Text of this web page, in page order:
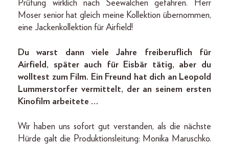
Prüfung wirklich nach Seewalchen gefahren. Herr
Moser senior hat gleich meine Kollektion übernommen,
eine Jackenkollektion für Airfield!
Du warst dann viele Jahre freiberuflich für
Airfield, später auch für Eisbär tätig, aber du
wolltest zum Film. Ein Freund hat dich an Leopold
Lummerstorfer vermittelt, der an seinem ersten
Kinofilm arbeitete …
Wir haben uns sofort gut verstanden, als die nächste
Hürde galt die Produktionsleitung: Monika Maruschko.